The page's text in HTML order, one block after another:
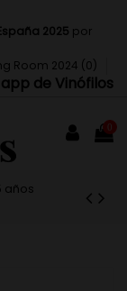
2025 por
Room 2024 (0 )
de Vinófilos
0
años